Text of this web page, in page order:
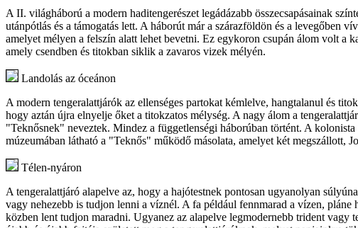
A II. világháború a modern haditengerészet legádázabb összecsapásainak
utánpótlás és a támogatás lett. A háborút már a szárazföldön és a levegőben
amelyet mélyen a felszín alatt lehet bevetni. Ez egykoron csupán álom volt a
amely csendben és titokban siklik a zavaros vizek mélyén.
Landolás az óceánon
A modern tengeralattjárók az ellenséges partokat kémlelve, hangtalanul és
hogy aztán újra elnyelje őket a titokzatos mélység. A nagy álom a
"Teknősnek" neveztek. Mindez a függetlenségi háborúban történt. A
múzeumában látható a "Teknős" működő másolata, amelyet két megszállott,
Télen-nyáron
A tengeralattjáró alapelve az, hogy a hajótestnek pontosan ugyanolyan
vagy nehezebb is tudjon lenni a víznél. A fa például fennmarad a vízen,
közben lent tudjon maradni. Ugyanez az alapelve legmodernebb trident